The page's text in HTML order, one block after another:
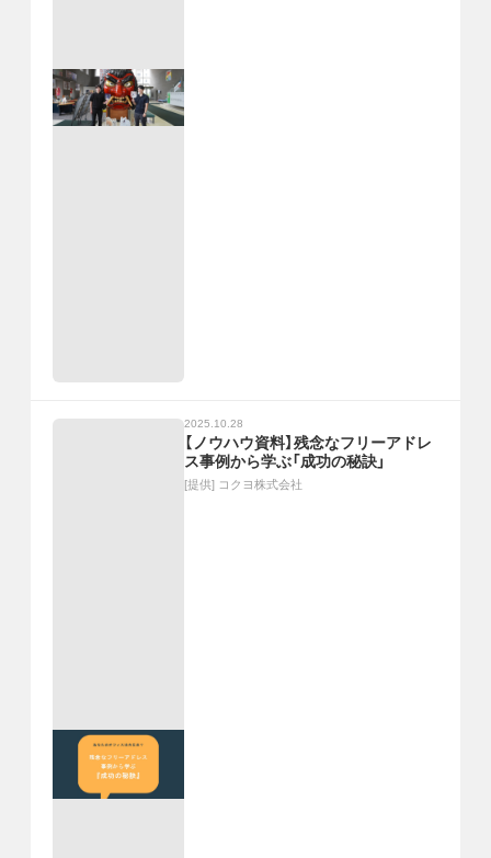
2025.10.28
【ノウハウ資料】残念なフリーアドレ
ス事例から学ぶ「成功の秘訣」
[提供] コクヨ株式会社